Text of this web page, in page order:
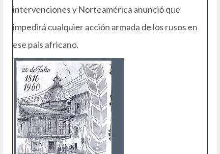
intervenciones y Norteamérica anunció que
impedirá cualquier acción armada de los rusos en
ese país africano.